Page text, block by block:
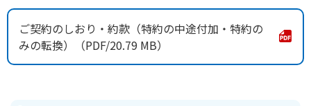
お手続き一覧
きっかけ・できごとから探す
定期保険
学資保険
長寿支援保険
目的から探す
お役立ち情報
かんぽ生命の団体取扱い
かんぽのLifeサポートナビ
かんぽ生命について
よくあるご質問
お問い合わせ
ご契約のしおり・約款（特約の中途付加・特約の
みの転換）
20.79 MB